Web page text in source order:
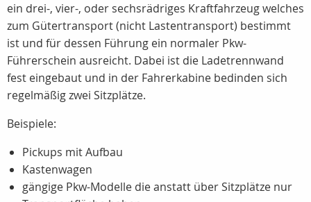
ein drei-, vier-, oder sechsrädriges Kraftfahrzeug welches
zum Gütertransport (nicht Lastentransport) bestimmt
ist und für dessen Führung ein normaler Pkw-
Führerschein ausreicht. Dabei ist die Ladetrennwand
fest eingebaut und in der Fahrerkabine bedinden sich
regelmäßig zwei Sitzplätze.
Beispiele:
Pickups mit Aufbau
Kastenwagen
gängige Pkw-Modelle die anstatt über Sitzplätze nur